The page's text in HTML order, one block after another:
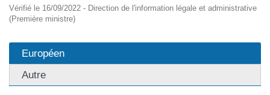
Vérifié le 16/09/2022 - Direction de l'information légale et administrative
(Première ministre)
Européen
Autre